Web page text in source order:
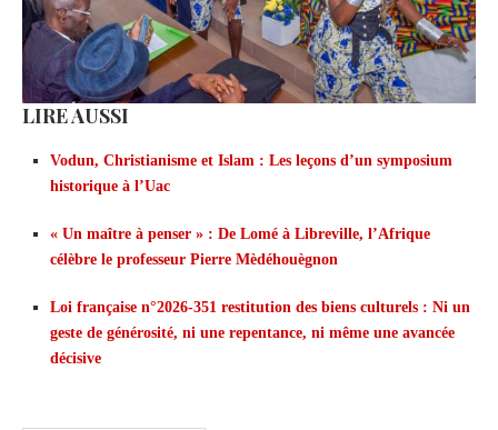
LIRE AUSSI
Vodun, Christianisme et Islam : Les leçons d’un symposium
historique à l’Uac
« Un maître à penser » : De Lomé à Libreville, l’Afrique
célèbre le professeur Pierre Mèdéhouègnon
Loi française n°2026-351 restitution des biens culturels : Ni un
geste de générosité, ni une repentance, ni même une avancée
décisive